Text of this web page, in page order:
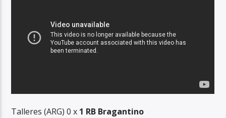
Talleres (ARG) 0 x 1 RB Bragantino